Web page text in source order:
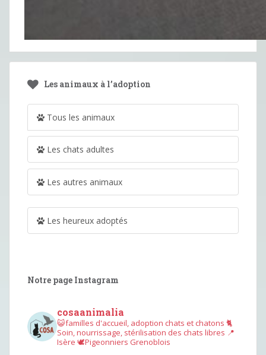
Les animaux à l’adoption
Tous les animaux
Les chats adultes
Les autres animaux
Les heureux adoptés
Notre page Instagram
cosaanimalia
😺familles d'accueil, adoption chats et chatons 🐈
Soin, nourrissage, stérilisation des chats libres 📍
Isère 🕊︎Pigeonniers Grenoblois